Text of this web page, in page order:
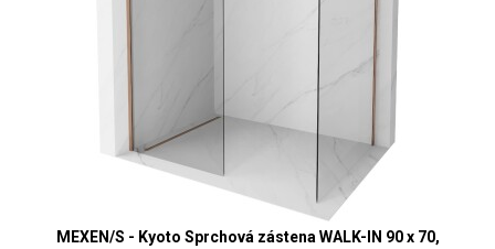
MEXEN/S - Kyoto Sprchová zástena WALK-IN 90 x 70,